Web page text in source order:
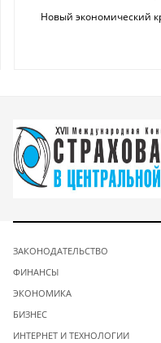
Новый экономический
ЗАКОНОДАТЕЛЬСТВО
ФИНАНСЫ
ЭКОНОМИКА
БИЗНЕС
ИНТЕРНЕТ И ТЕХНОЛОГИИ